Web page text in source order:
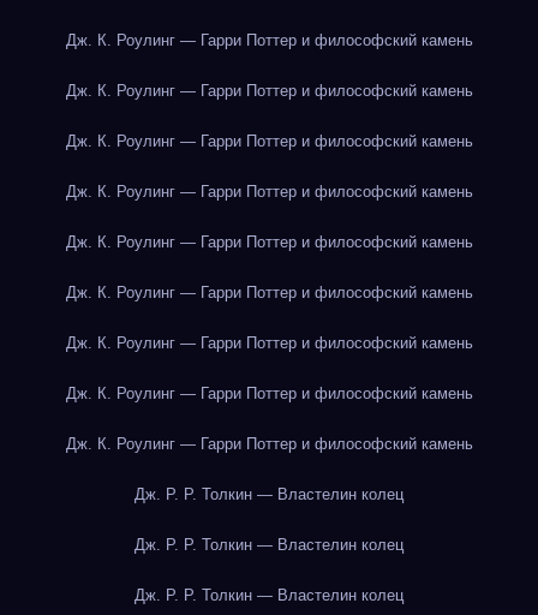
Дж. К. Роулинг — Гарри Поттер и философский камень
Дж. К. Роулинг — Гарри Поттер и философский камень
Дж. К. Роулинг — Гарри Поттер и философский камень
Дж. К. Роулинг — Гарри Поттер и философский камень
Дж. К. Роулинг — Гарри Поттер и философский камень
Дж. К. Роулинг — Гарри Поттер и философский камень
Дж. К. Роулинг — Гарри Поттер и философский камень
Дж. К. Роулинг — Гарри Поттер и философский камень
Дж. К. Роулинг — Гарри Поттер и философский камень
Дж. Р. Р. Толкин — Властелин колец
Дж. Р. Р. Толкин — Властелин колец
Дж. Р. Р. Толкин — Властелин колец